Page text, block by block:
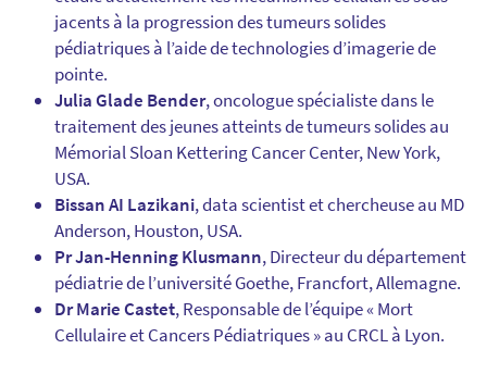
jacents à la progression des tumeurs solides
pédiatriques à l’aide de technologies d’imagerie de
pointe.
Julia Glade Bender, oncologue spécialiste dans le
traitement des jeunes atteints de tumeurs solides au
Mémorial Sloan Kettering Cancer Center, New York,
USA.
Bissan AI Lazikani, data scientist et chercheuse au MD
Anderson, Houston, USA.
Pr Jan-Henning Klusmann, Directeur du département
pédiatrie de l’université Goethe, Francfort, Allemagne.
Dr Marie Castet, Responsable de l’équipe « Mort
Cellulaire et Cancers Pédiatriques » au CRCL à Lyon.